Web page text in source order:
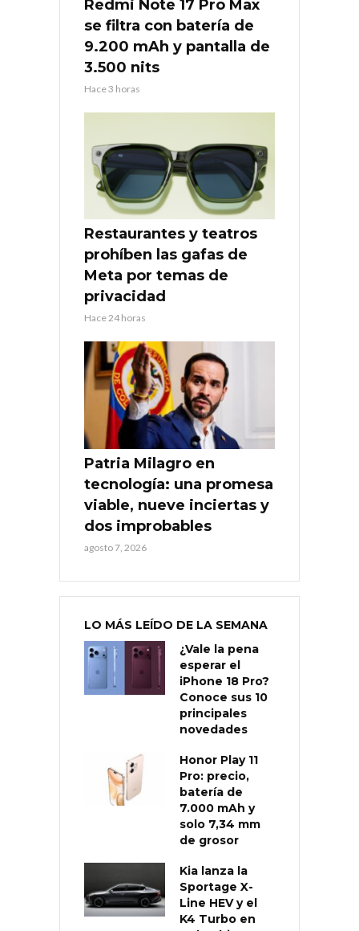
Redmi Note 17 Pro Max
se filtra con batería de
9.200 mAh y pantalla de
3.500 nits
Hace 3 horas
Restaurantes y teatros
prohíben las gafas de
Meta por temas de
privacidad
Hace 24 horas
Patria Milagro en
tecnología: una promesa
viable, nueve inciertas y
dos improbables
agosto 7, 2026
LO MÁS LEÍDO DE LA SEMANA
¿Vale la pena
esperar el
iPhone 18 Pro?
Conoce sus 10
principales
novedades
Honor Play 11
Pro: precio,
batería de
7.000 mAh y
solo 7,34 mm
de grosor
Kia lanza la
Sportage X-
Line HEV y el
K4 Turbo en